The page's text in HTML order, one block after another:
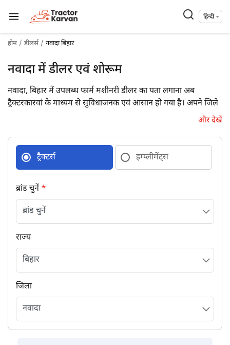
हिन्दी
होम डीलर्स नवादा बिहार
नवादा में डीलर एवं शोरूम
नवादा, बिहार में उपलब्ध फार्म मशीनरी डीलर का पता लगाना अब
ट्रैक्टरकारवां के माध्यम से सुविधाजनक एवं आसान हो गया है। अपने जिले
में उपलब्ध 14 फार्म मशीनरी डीलरों की डिटेल्स पूरे पते एवं संपर्क विवरण
और देखें
ट्रैक्टर्स इम्प्लीमेंट्स
ब्रांड चुनें*
राज्य
जिला